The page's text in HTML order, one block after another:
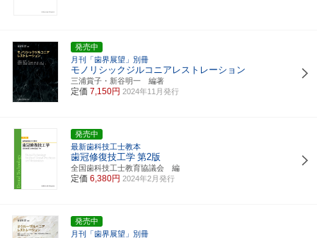
発売中
月刊「歯界展望」別冊
モノリシックジルコニアレストレーション
三浦賞子・新谷明一 編著
定価 7,150円 2024年11月発行
発売中
最新歯科技工士教本
歯冠修復技工学 第2版
全国歯科技工士教育協議会 編
定価 6,380円 2024年2月発行
発売中
月刊「歯界展望」別冊